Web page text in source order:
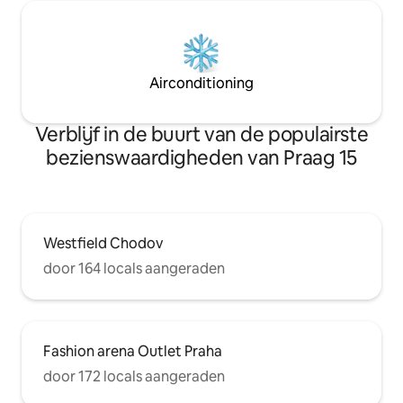
Airconditioning
Verblijf in de buurt van de populairste
bezienswaardigheden van Praag 15
Westfield Chodov
door 164 locals aangeraden
Fashion arena Outlet Praha
door 172 locals aangeraden